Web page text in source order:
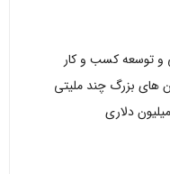
های بزرگ چند ملیتی
دلاری